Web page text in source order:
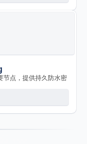
节点，提供持久防水密